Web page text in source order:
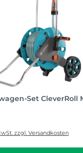
Set CleverRoll
zzgl. Versandkosten